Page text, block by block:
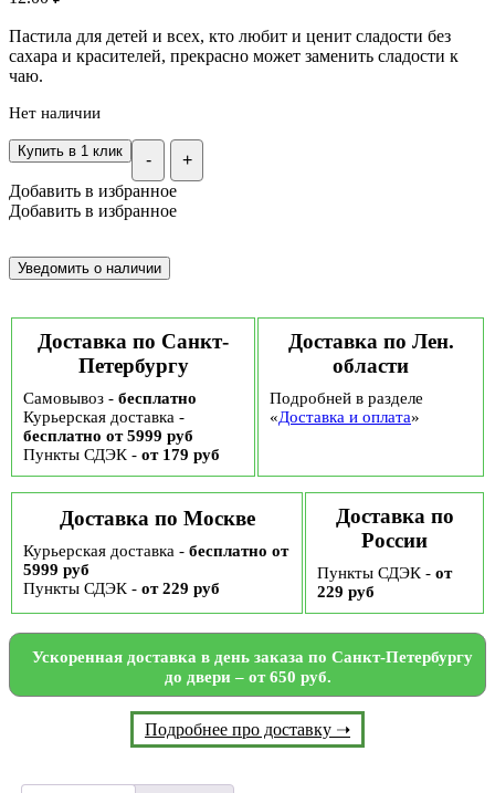
Пастила для детей и всех, кто любит и ценит сладости без
сахара и красителей, прекрасно может заменить сладости к
чаю.
Нет наличии
- +
Купить в 1 клик
Добавить в избранное
Добавить в избранное
Доставка по Санкт-
Петербургу
Самовывоз - бесплатно
Курьерская доставка -
бесплатно от 5999 руб
Пункты СДЭК - от 179 руб
Доставка по Лен.
области
Подробней в разделе
«Доставка и оплата»
Доставка по Москве
Курьерская доставка - бесплатно от
5999 руб
Пункты СДЭК - от 229 руб
Доставка по
России
Пункты СДЭК - от
229 руб
Ускоренная доставка в день заказа по Санкт-Петербургу
до двери – от 650 руб.
Подробнее про доставку ➝